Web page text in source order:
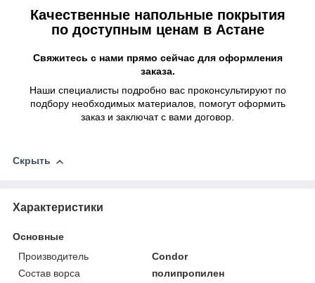
Качественные напольные покрытия
по доступным ценам в Астане
Свяжитесь с нами прямо сейчас для оформления
заказа.
Наши специалисты подробно вас проконсультируют по
подбору необходимых материалов, помогут оформить
заказ и заключат с вами договор.
Скрыть
Характеристики
Основные
Производитель
Condor
Состав ворса
полипропилен